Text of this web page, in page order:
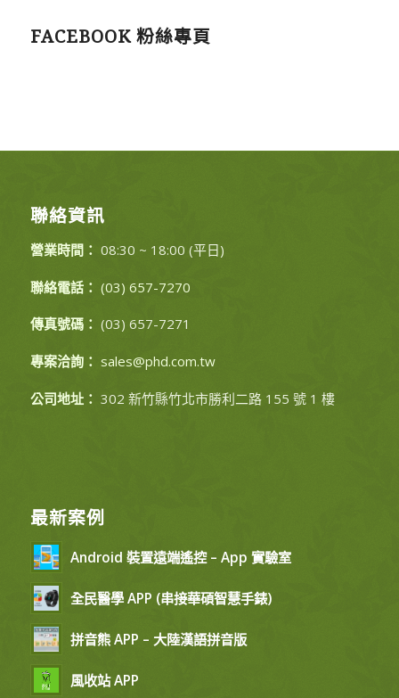
FACEBOOK 粉絲專頁
聯絡資訊
營業時間： 08:30 ~ 18:00 (平日)
聯絡電話： (03) 657-7270
傳真號碼： (03) 657-7271
專案洽詢： sales@phd.com.tw
公司地址： 302 新竹縣竹北市勝利二路 155 號 1 樓
最新案例
Android 裝置遠端遙控 – App 實驗室
全民醫學 APP (串接華碩智慧手錶)
拼音熊 APP – 大陸漢語拼音版
風收站 APP